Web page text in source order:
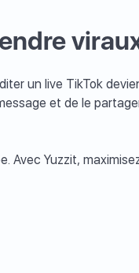
un live TikTok
et de le
Avec Yuzzit,